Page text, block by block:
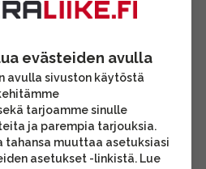
evästeiden avulla
avulla sivuston käytöstä
tarjoamme sinulle
ja parempia tarjouksia.
tahansa muuttaa asetuksiasi
asetukset -linkistä. Lue